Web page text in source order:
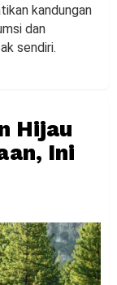
kandungan
dan
sendiri.
Hijau
Ini